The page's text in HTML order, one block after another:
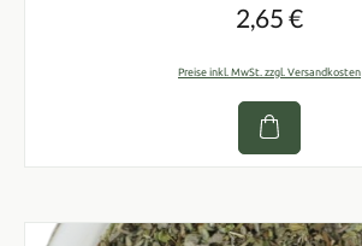
Regulärer Preis:
2,65 €
Preise inkl. MwSt. zzgl. Versandkosten